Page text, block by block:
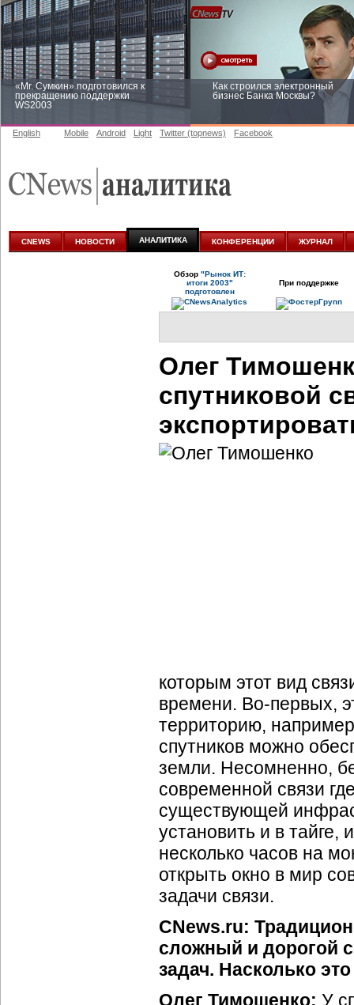
«Mr. Сумкин» подготовился к
прекращению поддержки
WS2003
Как строился электронный
бизнес Банка Москвы?
аналитике
English Mobile Android Light Twitter (topnews) Facebook
CNEWS НОВОСТИ АНАЛИТИКА КОНФЕРЕНЦИИ ЖУРНАЛ
Обзор "Рынок ИТ:
итоги 2003"
подготовлен
При поддержке
Олег
спутниковой
которым этот вид
времени. Во-первых,
территорию,
спутников можно
земли. Несомненно,
современной связи
существующей
установить и в тайге,
несколько часов на
открыть окно в мир
задачи связи.
CNews.ru:
сложный и дорогой
задач. Насколько
Олег Тимошенко: У